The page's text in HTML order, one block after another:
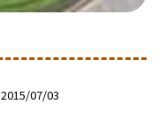
2015/07/03